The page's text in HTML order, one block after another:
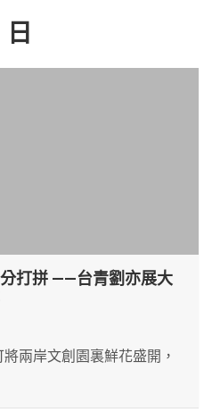
打拼 ——台青劉亦展大
兩岸文創園裏鮮花盛開，